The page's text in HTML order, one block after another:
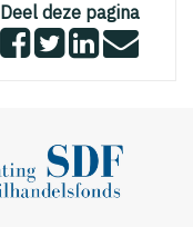
Deel deze pagina